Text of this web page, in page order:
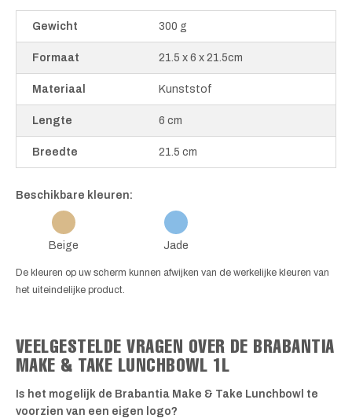
Gewicht 300 g
Formaat 21.5 x 6 x 21.5cm
Materiaal Kunststof
Lengte 6 cm
Breedte 21.5 cm
Beschikbare kleuren:
Beige Jade
De kleuren op uw scherm kunnen afwijken van de werkelijke kleuren van
het uiteindelijke product.
VEELGESTELDE VRAGEN OVER DE BRABANTIA
MAKE & TAKE LUNCHBOWL 1L
Is het mogelijk de Brabantia Make & Take Lunchbowl te
voorzien van een eigen logo?